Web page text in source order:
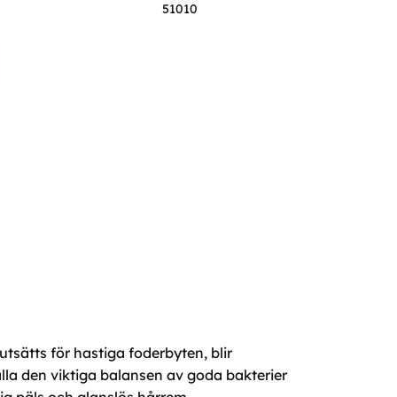
51010
för hastiga foderbyten, blir
den viktiga balansen av goda bakterier